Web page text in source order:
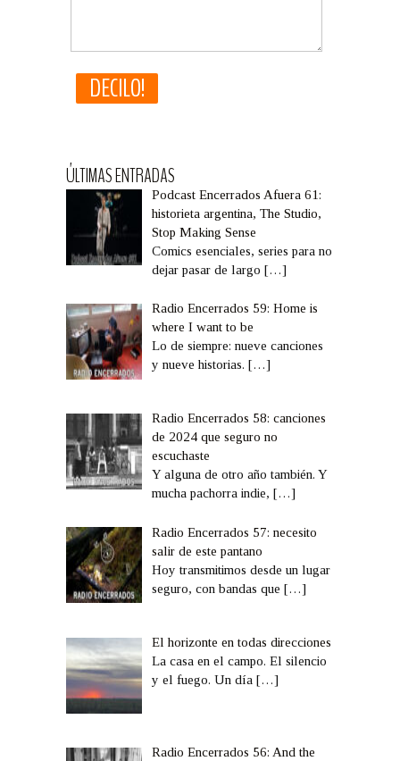
ÚLTIMAS ENTRADAS
Podcast Encerrados Afuera 61:
historieta argentina, The Studio,
Stop Making Sense
Comics esenciales, series para no
dejar pasar de largo[…]
Radio Encerrados 59: Home is
where I want to be
Lo de siempre: nueve canciones
y nueve historias.[…]
Radio Encerrados 58: canciones
de 2024 que seguro no
escuchaste
Y alguna de otro año también. Y
mucha pachorra indie,[…]
Radio Encerrados 57: necesito
salir de este pantano
Hoy transmitimos desde un lugar
seguro, con bandas que[…]
El horizonte en todas direcciones
La casa en el campo. El silencio
y el fuego. Un día[…]
Radio Encerrados 56: And the